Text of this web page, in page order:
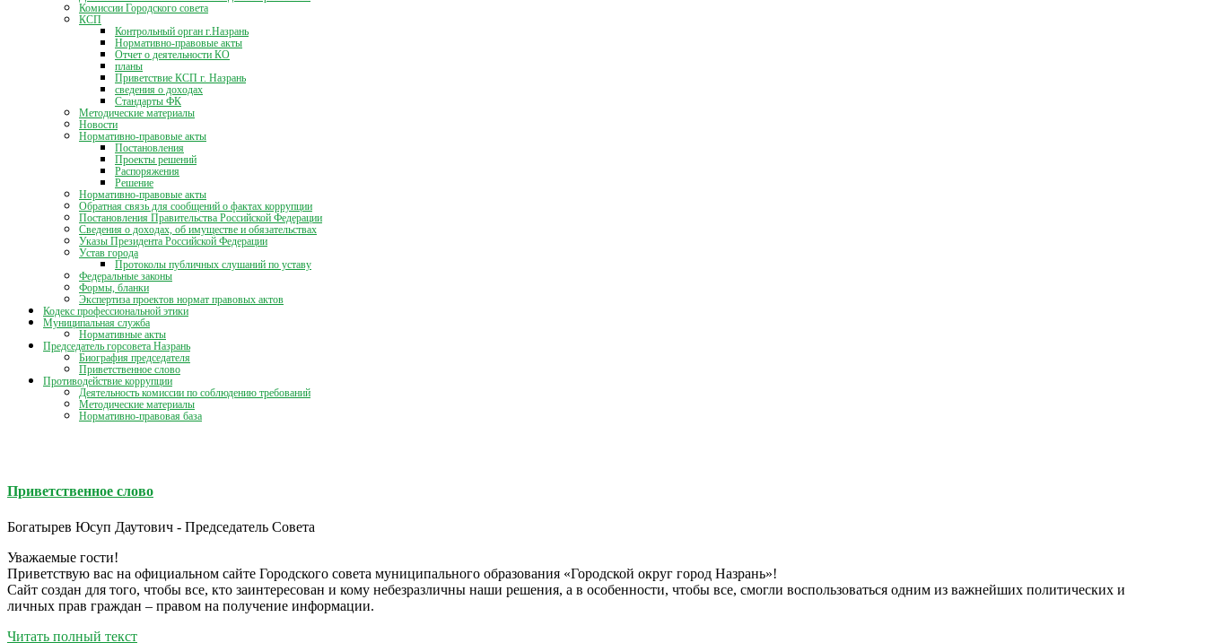
Комиссии Городского совета
КСП
Контрольный орган г.Назрань
Нормативно-правовые акты
Отчет о деятельности КО
планы
Приветствие КСП г. Назрань
сведения о доходах
Стандарты ФК
Методические материалы
Новости
Нормативно-правовые акты
Постановления
Проекты решений
Распоряжения
Решение
Нормативно-правовые акты
Обратная связь для сообщений о фактах коррупции
Постановления Правительства Российской Федерации
Сведения о доходах, об имуществе и обязательствах
Указы Президента Российской Федерации
Устав города
Протоколы публичных слушаний по уставу
Федеральные законы
Формы, бланки
Экспертиза проектов нормат правовых актов
Кодекс профессиональной этики
Муниципальная служба
Нормативные акты
Председатель горсовета Назрань
Биография председателя
Приветственное слово
Противодействие коррупции
Деятельность комиссии по соблюдению требований
Методические материалы
Нормативно-правовая база
Приветственное слово
Богатырев Юсуп Даутович - Председатель Совета
Уважаемые гости!
Приветствую вас на официальном сайте Городского совета муниципального образования «Городской округ город Назрань»!
Сайт создан для того, чтобы все, кто заинтересован и кому небезразличны наши решения, а в особенности, чтобы все, смогли воспользоваться одним из важнейших политических и
личных прав граждан – правом на получение информации.
Читать полный текст